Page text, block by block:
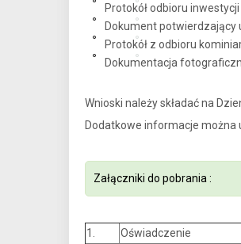
Protokół odbioru inwestycji
Dokument potwierdzający
Protokół z odbioru
Dokumentacja
Wnioski należy składać na
Dodatkowe informacje można
Załączniki do pobrania :
1. Oświadczenie